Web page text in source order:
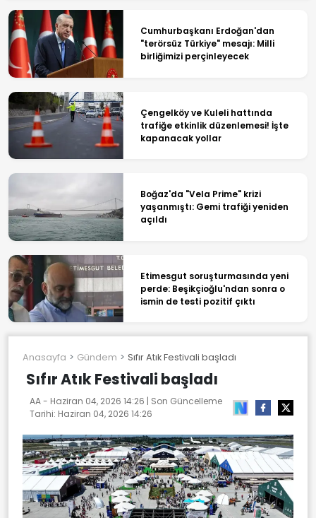
Cumhurbaşkanı Erdoğan'dan
"terörsüz Türkiye" mesajı: Milli
birliğimizi perçinleyecek
Çengelköy ve Kuleli hattında
trafiğe etkinlik düzenlemesi! İşte
kapanacak yollar
Boğaz'da "Vela Prime" krizi
yaşanmıştı: Gemi trafiği yeniden
açıldı
Etimesgut soruşturmasında yeni
perde: Beşikçioğlu'ndan sonra o
ismin de testi pozitif çıktı
Anasayfa Gündem Sıfır Atık Festivali başladı
Sıfır Atık Festivali başladı
AA - Haziran 04, 2026 14:26 | Son Güncelleme
Tarihi: Haziran 04, 2026 14:26